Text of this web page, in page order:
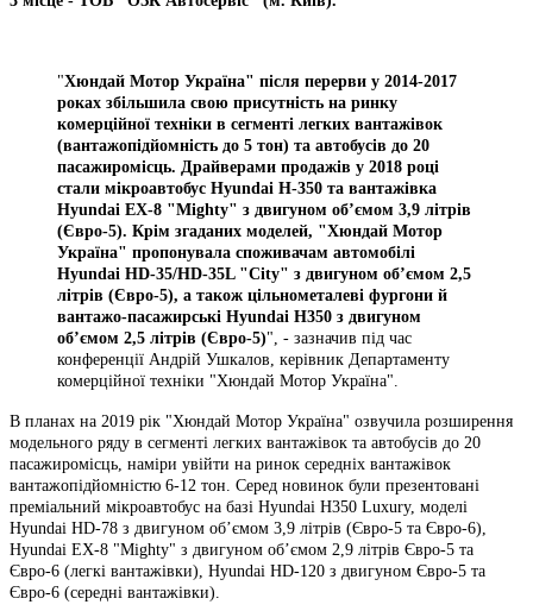
"Хюндай Мотор Україна" після перерви у 2014-2017
роках збільшила свою присутність на ринку
комерційної техніки в сегменті легких вантажівок
(вантажопідйомність до 5 тон) та автобусів до 20
пасажиромісць. Драйверами продажів у 2018 році
стали мікроавтобус Hyundai Н-350 та вантажівка
Hyundai ЕХ-8 "Mighty" з двигуном об’ємом 3,9 літрів
(Євро-5). Крім згаданих моделей, "Хюндай Мотор
Україна" пропонувала споживачам автомобілі
Hyundai HD-35/HD-35L "City" з двигуном об’ємом 2,5
літрів (Євро-5), а також цільнометалеві фургони й
вантажо-пасажирські Hyundai H350 з двигуном
об’ємом 2,5 літрів (Євро-5)", - зазначив під час
конференції Андрій Ушкалов, керівник Департаменту
комерційної техніки "Хюндай Мотор Україна".
В планах на 2019 рік "Хюндай Мотор Україна" озвучила розширення
модельного ряду в сегменті легких вантажівок та автобусів до 20
пасажиромісць, наміри увійти на ринок середніх вантажівок
вантажопідйомністю 6-12 тон. Серед новинок були презентовані
преміальний мікроавтобус на базі Hyundai H350 Luxury, моделі
Hyundai HD-78 з двигуном об’ємом 3,9 літрів (Євро-5 та Євро-6),
Hyundai ЕХ-8 "Mighty" з двигуном об’ємом 2,9 літрів Євро-5 та
Євро-6 (легкі вантажівки), Hyundai HD-120 з двигуном Євро-5 та
Євро-6 (середні вантажівки).